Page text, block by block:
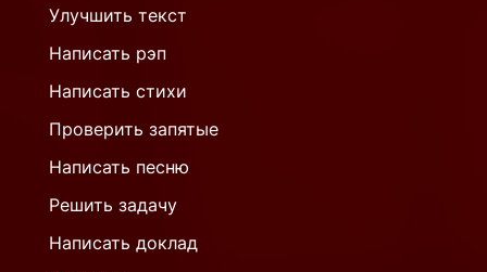
Улучшить текст
Написать рэп
Написать стихи
Проверить запятые
Написать песню
Решить задачу
Написать доклад